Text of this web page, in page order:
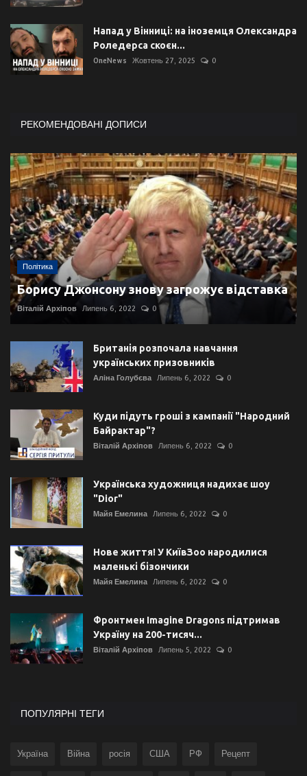
Напад у Вінниці: на іноземця Олександра
Роледерса скоєн...
OneNews Жовтень 27, 2025 0
РЕКОМЕНДОВАНІ ДОПИСИ
Політика
Борису Джонсону знову загрожує відставка
Віталій Архіпов Липень 6, 2022 0
Британія розпочала навчання
українських призовників
Аліна Голубєва Липень 6, 2022 0
Куди підуть гроші з кампанії "Народний
Байрактар"?
Віталій Архіпов Липень 6, 2022 0
Українська художниця надихає шоу
"Dior"
Майя Емелина Липень 6, 2022 0
Нове життя! У КиївЗоо народилися
маленькі бізончики
Майя Емелина Липень 6, 2022 0
Фронтмен Imagine Dragons підтримав
Україну на 200-тисяч...
Віталій Архіпов Липень 5, 2022 0
ПОПУЛЯРНІ ТЕГИ
Україна Війна росія США РФ Рецепт